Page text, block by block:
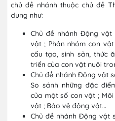
chủ đề nhánh thuộc chủ đề
dung như:
Chủ đề nhánh Động vật
vật ; Phân nhóm con
cấu tạo, sinh sản, thức
triển của con vật nuôi
Chủ đề nhánh Động vật
So sánh những đặc
của một số con vật ;
vật ; Bảo vệ động vật…
Chủ đề nhánh Động vật